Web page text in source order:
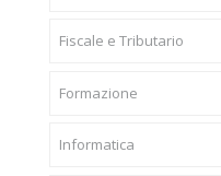
Fiscale e Tributario
Formazione
Informatica